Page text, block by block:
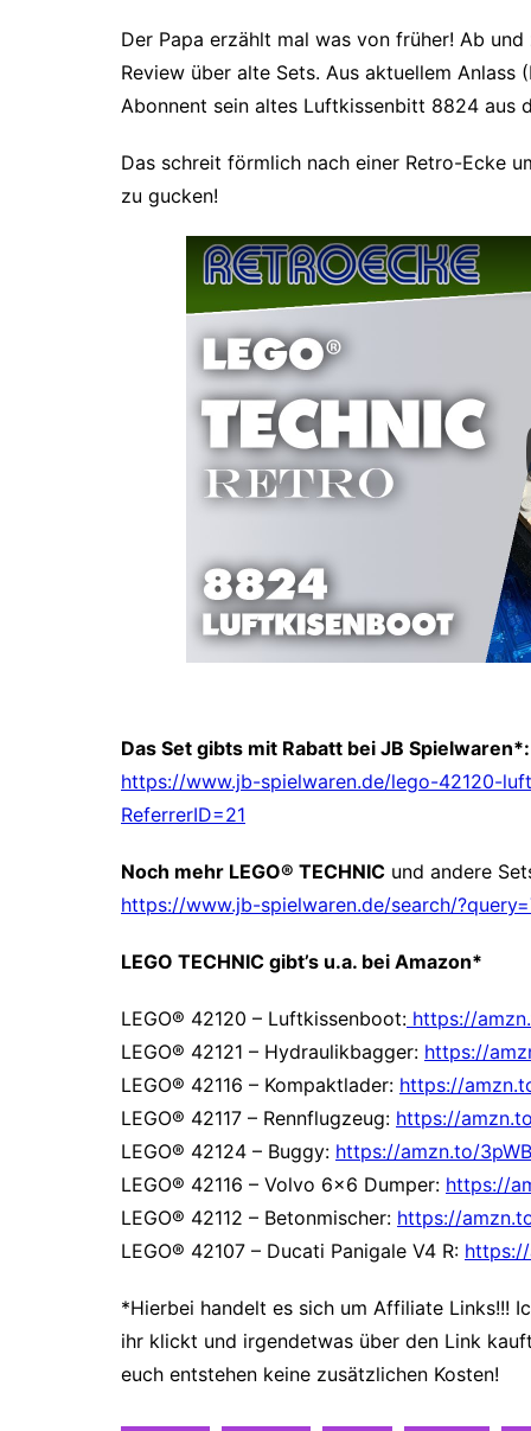
Retroecke
Happiness
Der Papa erzählt mal was von früher! Ab
Review über alte Sets. Aus aktuellem
Abonnent sein altes Luftkissenbitt 8824 aus
Das schreit förmlich nach einer Retro-Ecke
zu gucken!
Das Set gibts mit Rabatt bei JB Spielwaren*:
https://www.jb-spielwaren.de/lego-42120-
ReferrerID=21
Noch mehr LEGO® TECHNIC und andere
https://www.jb-spielwaren.de/search/
LEGO TECHNIC gibt’s u.a. bei Amazon*
LEGO® 42120 – Luftkissenboot: https://
LEGO® 42121 – Hydraulikbagger: https://
LEGO® 42116 – Kompaktlader: https://
LEGO® 42117 – Rennflugzeug: https://
LEGO® 42124 – Buggy: https://amzn.to/
LEGO® 42116 – Volvo 6×6 Dumper: https://
LEGO® 42112 – Betonmischer: https://
LEGO® 42107 – Ducati Panigale V4 R:
*Hierbei handelt es sich um Affiliate Links!!!
ihr klickt und irgendetwas über den Link
euch entstehen keine zusätzlichen Kosten!